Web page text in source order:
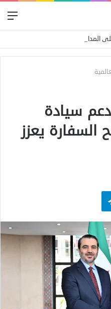
سيادة
السفارة يعزز
تيلقرام